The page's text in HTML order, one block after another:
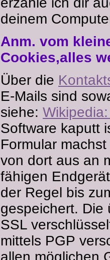
deinem
Anm. vom
Cookies,alles
Über die
E-Mails sind
siehe:
Software kaputt
Formular
von dort aus an
fähigen
der Regel bis
gespeichert. Die
SSL
mittels PGP
allen möglichen